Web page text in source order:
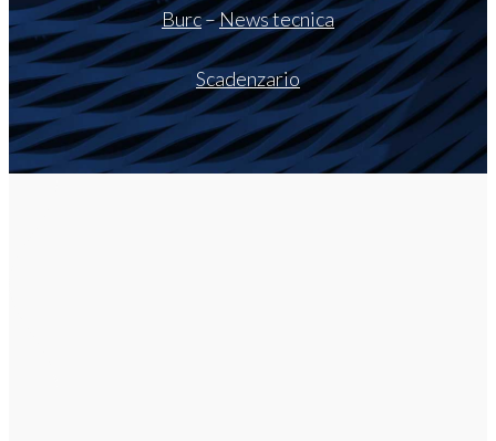
Burc–News tecnica
Scadenzario